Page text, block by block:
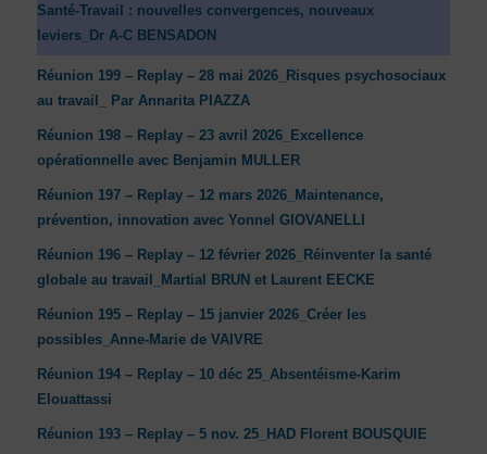
Santé-Travail : nouvelles convergences, nouveaux
leviers_Dr A-C BENSADON
Réunion 199 – Replay – 28 mai 2026_Risques psychosociaux
au travail_ Par Annarita PIAZZA
Réunion 198 – Replay – 23 avril 2026_Excellence
opérationnelle avec Benjamin MULLER
Réunion 197 – Replay – 12 mars 2026_Maintenance,
prévention, innovation avec Yonnel GIOVANELLI
Réunion 196 – Replay – 12 février 2026_Réinventer la santé
globale au travail_Martial BRUN et Laurent EECKE
Réunion 195 – Replay – 15 janvier 2026_Créer les
possibles_Anne-Marie de VAIVRE
Réunion 194 – Replay – 10 déc 25_Absentéisme-Karim
Elouattassi
Réunion 193 – Replay – 5 nov. 25_HAD Florent BOUSQUIE